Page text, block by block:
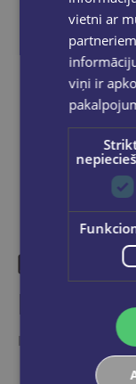
e-pastu
Dalies
Ieskaties, varbūt
vietni ar
viņi ir